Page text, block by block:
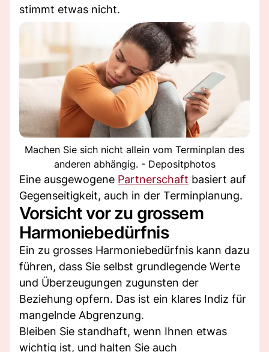
stimmt etwas nicht.
Machen Sie sich nicht allein vom Terminplan des
anderen abhängig. - Depositphotos
Eine ausgewogene Partnerschaft basiert auf
Gegenseitigkeit, auch in der Terminplanung.
Vorsicht vor zu grossem
Harmoniebedürfnis
Ein zu grosses Harmoniebedürfnis kann dazu
führen, dass Sie selbst grundlegende Werte
und Überzeugungen zugunsten der
Beziehung opfern. Das ist ein klares Indiz für
mangelnde Abgrenzung.
Bleiben Sie standhaft, wenn Ihnen etwas
wichtig ist, und halten Sie auch